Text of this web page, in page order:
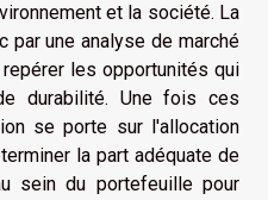
et la société. La
par une analyse de marché
les opportunités qui
durabilité. Une fois ces
se porte sur l'allocation
la part adéquate de
sein du portefeuille pour